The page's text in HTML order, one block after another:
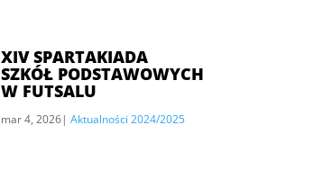
XIV SPARTAKIADA
SZKÓŁ PODSTAWOWYCH
W FUTSALU
mar 4, 2026| Aktualności 2024/2025